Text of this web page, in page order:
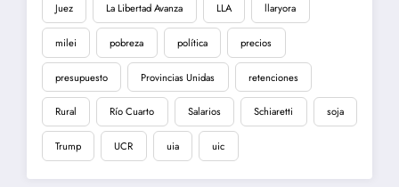
Juez La Libertad Avanza LLA llaryora
milei pobreza política precios
presupuesto Provincias Unidas retenciones
Rural Río Cuarto Salarios Schiaretti soja
Trump UCR uia uic